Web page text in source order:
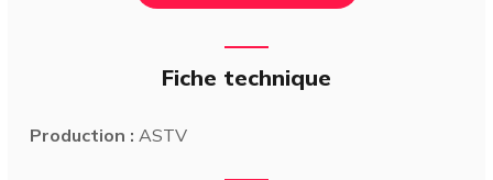
Fiche technique
Production : ASTV